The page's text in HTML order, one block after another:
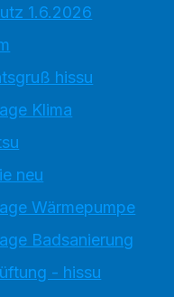
1.6.2026
hissu
Klima
neu
Wärmepumpe
Badsanierung
- hissu